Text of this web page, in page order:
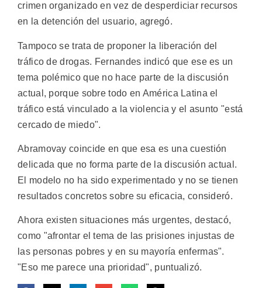
crimen organizado en vez de desperdiciar recursos
en la detención del usuario, agregó.
Tampoco se trata de proponer la liberación del
tráfico de drogas. Fernandes indicó que ese es un
tema polémico que no hace parte de la discusión
actual, porque sobre todo en América Latina el
tráfico está vinculado a la violencia y el asunto "está
cercado de miedo".
Abramovay coincide en que esa es una cuestión
delicada que no forma parte de la discusión actual.
El modelo no ha sido experimentado y no se tienen
resultados concretos sobre su eficacia, consideró.
Ahora existen situaciones más urgentes, destacó,
como "afrontar el tema de las prisiones injustas de
las personas pobres y en su mayoría enfermas".
"Eso me parece una prioridad", puntualizó.